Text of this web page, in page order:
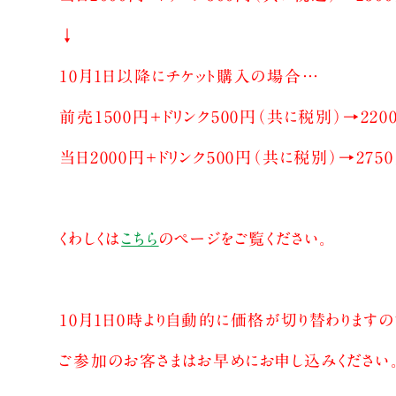
↓
10月1日以降にチケット購入の場合…
前売1500円＋ドリンク500円（共に税別）
当日2000円＋ドリンク500円（共に税別）
くわしくは こちら のページをご覧ください。
10月1日0時より自動的に価格が切り替わりますの
ご参加のお客さまはお早めにお申し込みください。